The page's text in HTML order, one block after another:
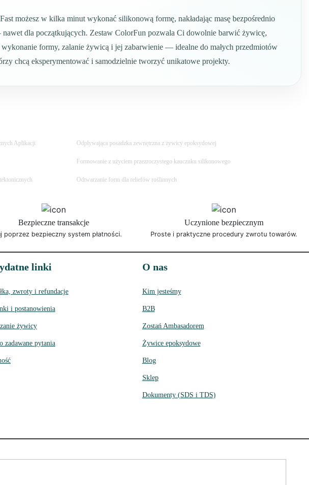
możesz w kilka minut wykonać silikonową formę, nakładając masę bezpośrednio
nawet dla początkujących. Zestaw ColorFun pozwala Ci dowolnie barwić żywicę,
formy, zalanie żywicą i jej zabarwienie — idealne do małych przedmiotów
chcą eksperymentować i samodzielnie tworzyć unikatowe projekty.
Aplikacji Odpływająca posadzka zewnętrzna z żywicy epoksydowej
Formowanie z użyciem przezroczystego kauczuku silikonowego
Odtwarzanie form dla reliefów roślinnych
Bezpieczne transakcje
poprzez bezpieczny system płatności.
Uczynione bezpiecznym
Proste i praktyczne procedury zwrotu towarów.
linki
zwroty i refundacje
i postanowienia
żywicy
zadawane pytania
O nas
Kim jesteśmy
B2B
Zostań Ambasadorem
Żywice epoksydowe
Blog
Sklep
Dokumenty (SDS i TDS)